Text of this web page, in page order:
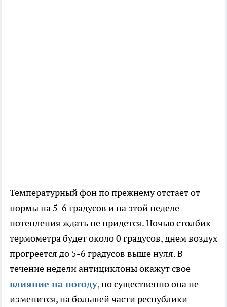
Температурный фон по прежнему отстает от
нормы на 5-6 градусов и на этой неделе
потепления ждать не придется. Ночью столбик
термометра будет около 0 градусов, днем воздух
прогреется до 5-6 градусов выше нуля. В
течение недели антициклоны окажут свое
влияние на погоду,но существенно она не
изменится, на большей части республики